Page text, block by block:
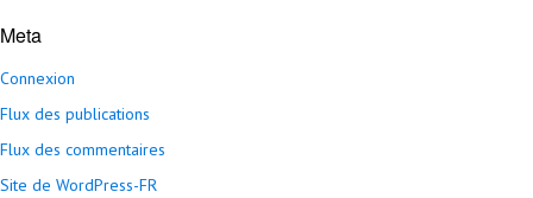
Meta
Connexion
Flux des publications
Flux des commentaires
Site de WordPress-FR